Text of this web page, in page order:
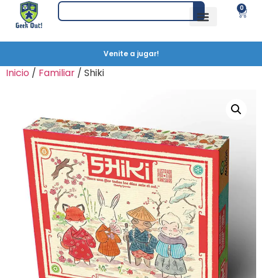
0
Venite a jugar!
Inicio / Familiar / Shiki